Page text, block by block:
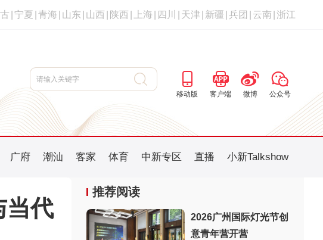
宁夏 青海 山东 山西 陕西 上海 四川 天津 新疆 兵团 云南 浙江
移动版 客户端 微博 公众号
广府 潮汕 客家 体育 中新专区 直播 小新Talkshow
当代
推荐阅读
2026广州国际灯光节创
意青年营开营